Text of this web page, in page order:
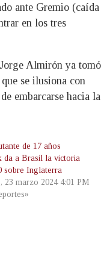
ante Gremio (caída
en los tres
Almirón ya tomó
se ilusiona con
embarcarse hacia la
de 17 años
da a Brasil la victoria
sobre Inglaterra
23 marzo 2024 4:01 PM